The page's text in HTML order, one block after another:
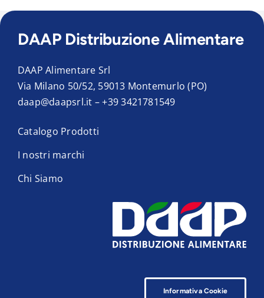
DAAP Distribuzione Alimentare
DAAP Alimentare Srl
Via Milano 50/52, 59013 Montemurlo (PO)
daap@daapsrl.it –+39 3421781549
Catalogo Prodotti
I nostri marchi
Chi Siamo
Informativa Cookie